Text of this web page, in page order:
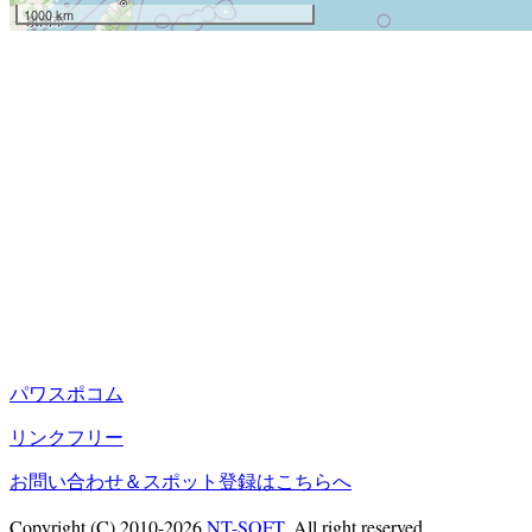
1000 km
パワスポコム
リンクフリー
お問い合わせ＆スポット登録はこちらへ
Copyright (C) 2010-2026NT-SOFT, All right reserved.